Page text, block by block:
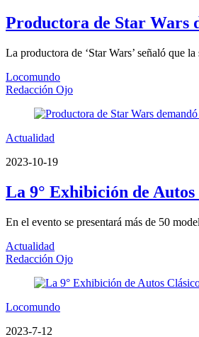
Productora de Star Wars
La productora de ‘Star Wars’ señaló que
Locomundo
Redacción Ojo
Actualidad
2023-10-19
La 9° Exhibición de
En el evento se presentará más de 50
Actualidad
Redacción Ojo
Locomundo
2023-7-12